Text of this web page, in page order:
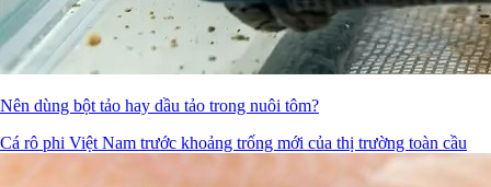
Nên dùng bột tảo hay dầu tảo trong nuôi tôm?
Cá rô phi Việt Nam trước khoảng trống mới của thị trường toàn cầu